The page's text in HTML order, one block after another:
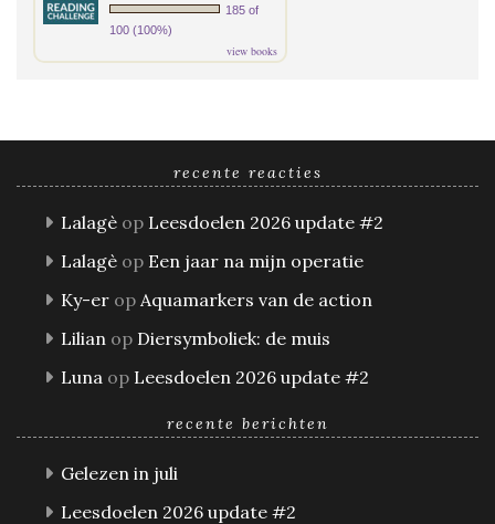
185 of
100 (100%)
view books
recente reacties
Lalagè op Leesdoelen 2026 update #2
Lalagè op Een jaar na mijn operatie
Ky-er op Aquamarkers van de action
Lilian op Diersymboliek: de muis
Luna op Leesdoelen 2026 update #2
recente berichten
Gelezen in juli
Leesdoelen 2026 update #2